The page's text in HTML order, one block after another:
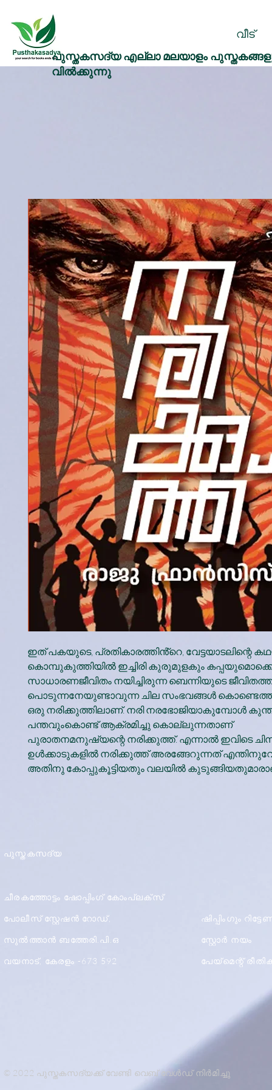
വീട്
പുസ്തകസദ്യ എല്ലാ മലയാളം
വിൽക്കുന്നു
ഇത് പകയുടെ, പ്രതികാരത്തിൻ്റെ, വേട്ടയാടലിന്റെ
കൊമ്പുകുത്തിയിൽ ഇച്ചിരി കുരുമുളകും
സാധാരണജീവിതം നയിച്ചിരുന്ന ബെന്നിയുടെ
പൊടുന്നനേയുണ്ടാവുന്ന ചില സംഭവങ്ങൾ
ഒരു നരിക്കുത്തിലാണ്. നരി നരഭോജിയാകുമ്പോൾ
പന്തവുംകൊണ്ട് ആക്രമിച്ചു കൊല്ലുന്നതാണ്
പുരാതനമനുഷ്യന്റെ നരിക്കുത്ത്. എന്നാൽ ഇവിടെ
ഉൾക്കാടുകളിൽ നരിക്കുത്ത് അരങ്ങേറുന്നത്
അതിനു കോപ്പുകൂട്ടിയതും വലയിൽ
പുസ്തകസദ്യ
ചീരകത്തോട്ടം ഷോപ്പിംഗ് കോംപ്ലക്സ്
പോലീസ് സ്റ്റേഷൻ റോഡ്,
സുൽത്താൻ ബത്തേരി.പി.ഒ
വയനാട്, കേരളം -673 592
ഷിപ്പിംഗും
സ്റ്റോർ നയം
പേയ്മെന്റ്
© 2022 പുസ്തകസദ്യക്ക് വേണ്ടി വെബ് വേൾഡ് നിർമിച്ചു